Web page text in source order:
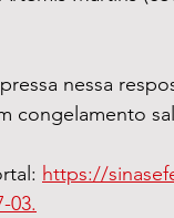
nessa
congelamento
https://
03.